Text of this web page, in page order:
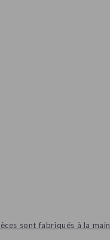
sont fabriqués à la